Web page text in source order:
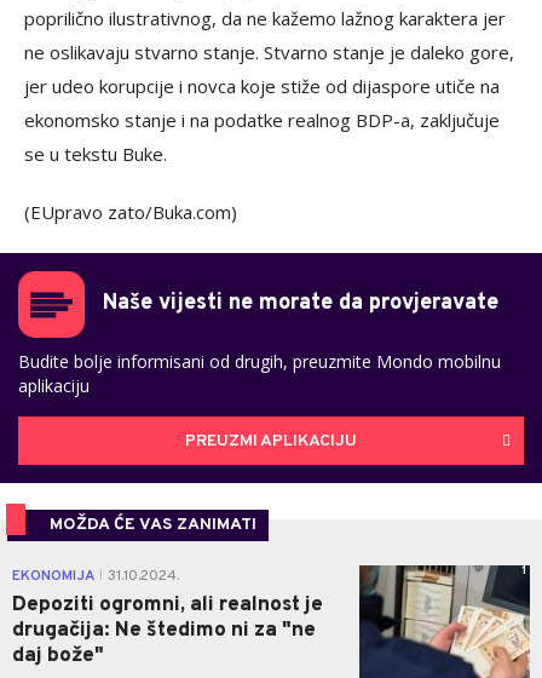
poprilično ilustrativnog, da ne kažemo lažnog karaktera jer
ne oslikavaju stvarno stanje. Stvarno stanje je daleko gore,
jer udeo korupcije i novca koje stiže od dijaspore utiče na
ekonomsko stanje i na podatke realnog BDP-a, zaključuje
se u tekstu Buke.
(EUpravo zato/Buka.com)
Naše vijesti ne morate da provjeravate
Budite bolje informisani od drugih, preuzmite Mondo mobilnu
aplikaciju
PREUZMI APLIKACIJU
MOŽDA ĆE VAS ZANIMATI
EKONOMIJA 31.10.2024.
Depoziti ogromni, ali realnost je
drugačija: Ne štedimo ni za "ne
daj bože"
1